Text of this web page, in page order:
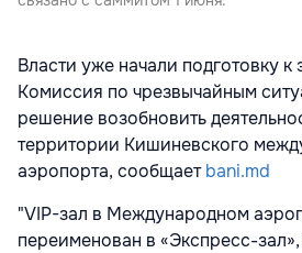
Власти уже начали подготовку
Комиссия по чрезвычайным
решение возобновить
территории Кишиневского
аэропорта, сообщаетbani.md
"VIP-зал в Международном
переименован в «Экспресс-зал»,